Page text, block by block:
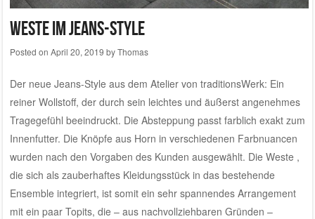
Weste im Jeans-Style
Posted on April 20, 2019 byThomas
Der neue Jeans-Style aus dem Atelier von traditionsWerk: Ein
reiner Wollstoff, der durch sein leichtes und äußerst angenehmes
Tragegefühl beeindruckt. Die Absteppung passt farblich exakt zum
Innenfutter. Die Knöpfe aus Horn in verschiedenen Farbnuancen
wurden nach den Vorgaben des Kunden ausgewählt. Die Weste ,
die sich als zauberhaftes Kleidungsstück in das bestehende
Ensemble integriert, ist somit ein sehr spannendes Arrangement
mit ein paar Topits, die – aus nachvollziehbaren Gründen –